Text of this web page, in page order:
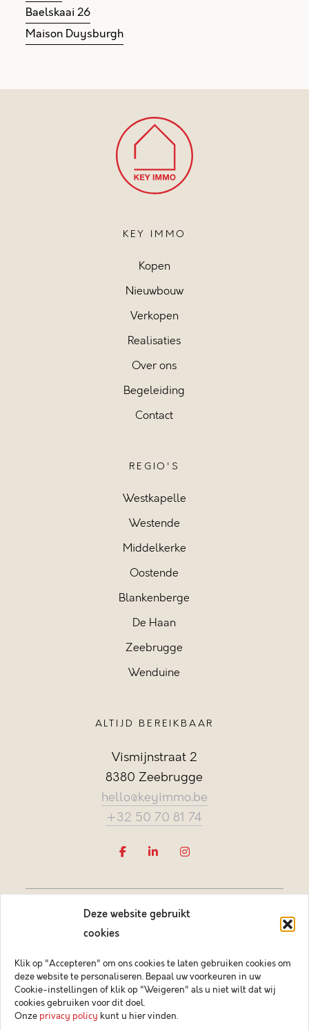
Deze website gebruikt
cookies
Klik op "Accepteren" om ons cookies te laten gebruiken cookies om
deze website te personaliseren. Bepaal uw voorkeuren in uw
Cookie-instellingen of klik op "Weigeren" als u niet wilt dat wij
cookies gebruiken voor dit doel.
Onze privacy policy kunt u hier vinden.
Baelskaai 26
Maison Duysburgh
KEY IMMO
Kopen
Nieuwbouw
Verkopen
Realisaties
Over ons
Begeleiding
Contact
REGIO'S
Westkapelle
Westende
Middelkerke
Oostende
Blankenberge
De Haan
Zeebrugge
Wenduine
ALTIJD BEREIKBAAR
Vismijnstraat 2
8380 Zeebrugge
hello@keyimmo.be
+32 50 70 81 74
Vastgoedmakelaar-bemiddelaar BIV België BIV 505084
Ondernemingsnummer BTW-BE 0878.744.081 BA &
borgstelling via NV AXA Belgium (polisnr. 730.390.160)